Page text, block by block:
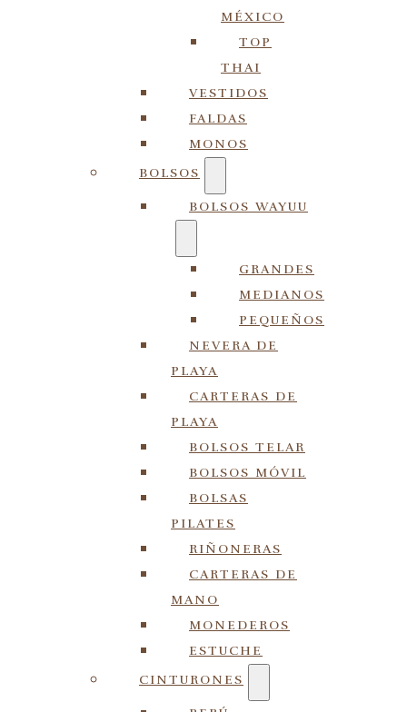
MÉXICO
TOP
THAI
VESTIDOS
FALDAS
MONOS
BOLSOS
BOLSOS WAYUU
GRANDES
MEDIANOS
PEQUEÑOS
NEVERA DE
PLAYA
CARTERAS DE
PLAYA
BOLSOS TELAR
BOLSOS MÓVIL
BOLSAS
PILATES
RIÑONERAS
CARTERAS DE
MANO
MONEDEROS
ESTUCHE
CINTURONES